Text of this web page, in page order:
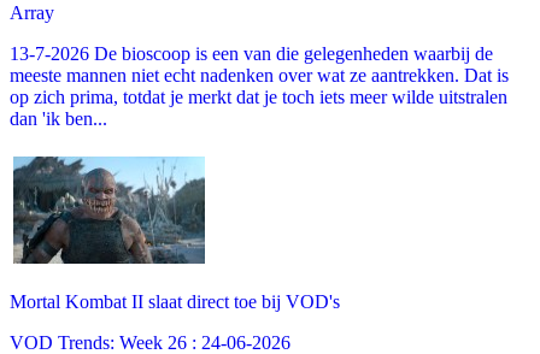
Array
13-7-2026 De bioscoop is een van die gelegenheden waarbij de
meeste mannen niet echt nadenken over wat ze aantrekken. Dat is
op zich prima, totdat je merkt dat je toch iets meer wilde uitstralen
dan 'ik ben...
Mortal Kombat II slaat direct toe bij VOD's
VOD Trends: Week 26 : 24-06-2026